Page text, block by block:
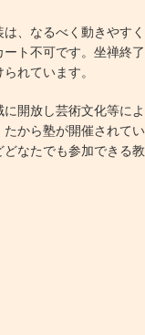
、なるべく動きやす
ート不可です。坐禅終
れています。
開放し芸術文化等に
から塾が開催されて
なたでも参加できる